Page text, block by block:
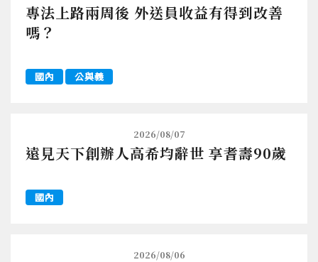
專法上路兩周後 外送員收益有得到改善
嗎？
國內 公與義
2026/08/07
遠見天下創辦人高希均辭世 享耆壽90歲
國內
2026/08/06